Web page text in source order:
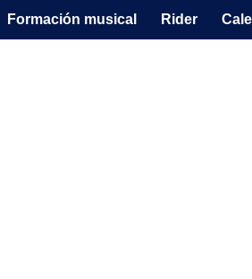
Formación musical Rider